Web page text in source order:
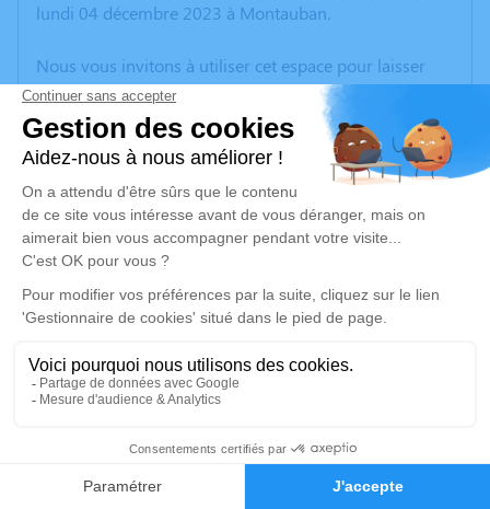
Faire-part Hommages
lundi 04 décembre 2023 à Montauban.
Nous vous invitons à utiliser cet espace pour laisser
vos condoléances, partager des photos souvenirs, une
anecdote ou exprimer vos pensées à travers des
poèmes ou des textes. Cet endroit est un lieu
d'expression dédié à honorer la mémoire de Gérard
GONZALES.
Un service de plantation d’arbre hommage est
disponible ici.
Je rends hommage
Cérémonie religieuse
Eglise Saint Jean Villenouvelle de Montauban
Grande Rue Villenouvelle